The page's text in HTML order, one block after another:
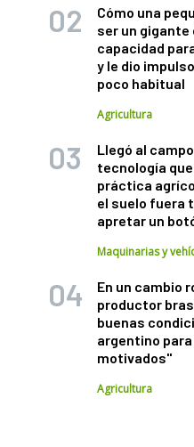
Cómo una
ser un gigante
capacidad
y le dio
poco habitual
Agricultura
Llegó al
tecnología
práctica
el suelo fuera
apretar un
Maquinarias y
En un cambio
productor
buenas
argentino
motivados"
Agricultura